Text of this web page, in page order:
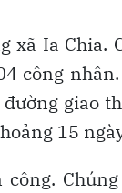
Ia Chia.
công
giao
15